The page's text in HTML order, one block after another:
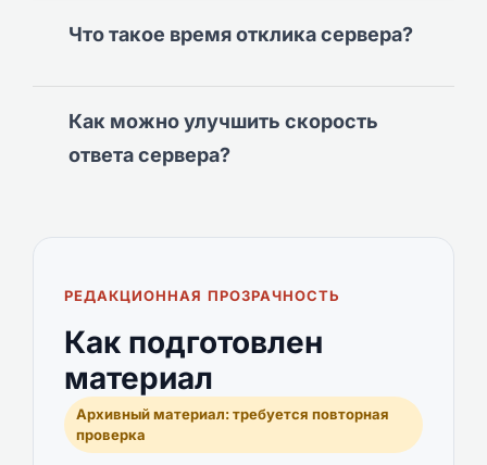
Что такое время отклика сервера?
Как можно улучшить скорость
ответа сервера?
РЕДАКЦИОННАЯ ПРОЗРАЧНОСТЬ
Как подготовлен
материал
Архивный материал: требуется повторная
проверка